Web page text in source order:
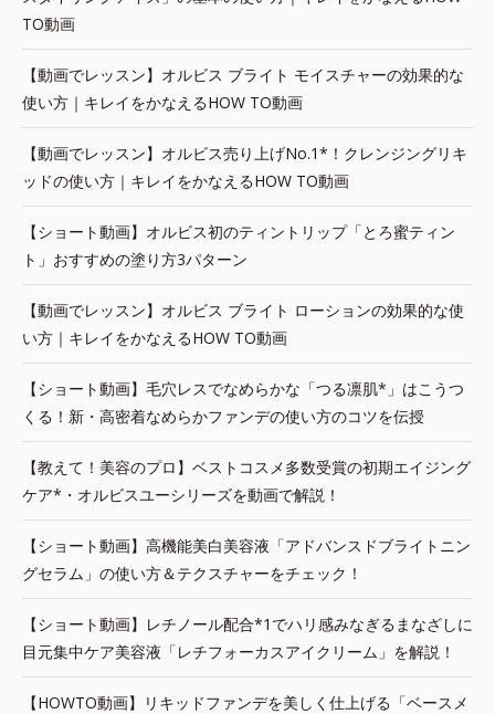
TO動画
【動画でレッスン】オルビス ブライト モイスチャーの効果的な
使い方｜キレイをかなえるHOW TO動画
【動画でレッスン】オルビス売り上げNo.1*！クレンジングリキ
ッドの使い方｜キレイをかなえるHOW TO動画
【ショート動画】オルビス初のティントリップ「とろ蜜ティン
ト」おすすめの塗り方3パターン
【動画でレッスン】オルビス ブライト ローションの効果的な使
い方｜キレイをかなえるHOW TO動画
【ショート動画】毛穴レスでなめらかな「つる凛肌*」はこうつ
くる！新・高密着なめらかファンデの使い方のコツを伝授
【教えて！美容のプロ】ベストコスメ多数受賞の初期エイジング
ケア*・オルビスユーシリーズを動画で解説！
【ショート動画】高機能美白美容液「アドバンスドブライトニン
グセラム」の使い方＆テクスチャーをチェック！
【ショート動画】レチノール配合*1でハリ感みなぎるまなざしに
目元集中ケア美容液「レチフォーカスアイクリーム」を解説！
【HOWTO動画】リキッドファンデを美しく仕上げる「ベースメ